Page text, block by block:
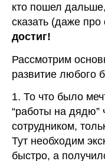
кто пошел
сказать (даже
достиг!
Рассмотрим
развитие любого
1. То что было
“работы на дядю”
сотрудником,
Тут необходим
быстро, а